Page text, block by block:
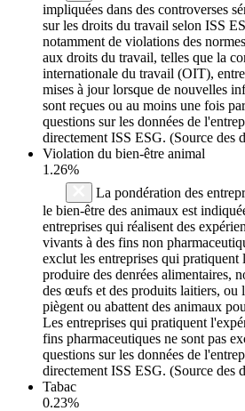
impliquées dans des controverses
sur les droits du travail selon ISS
notamment de violations des
aux droits du travail, telles que la
internationale du travail (OIT),
mises à jour lorsque de nouvelles
sont reçues ou au moins une fois
questions sur les données de
directement ISS ESG. (Source des
Violation du bien-être animal
1.26%
La pondération des
le bien-être des animaux est
entreprises qui réalisent des
vivants à des fins non
exclut les entreprises qui
produire des denrées alimentaires,
des œufs et des produits laitiers, ou
piègent ou abattent des animaux
Les entreprises qui pratiquent
fins pharmaceutiques ne sont pas
questions sur les données de
directement ISS ESG. (Source des
Tabac
0.23%